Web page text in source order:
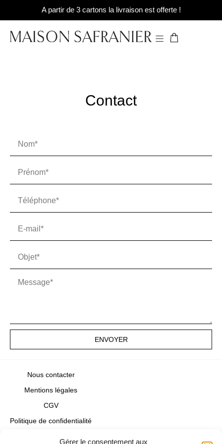
A partir de 3 cartons la livraison est offerte !
Gérer le consentement aux
Contact
ENVOYER
Nous contacter
Mentions légales
CGV
Politique de confidentialité